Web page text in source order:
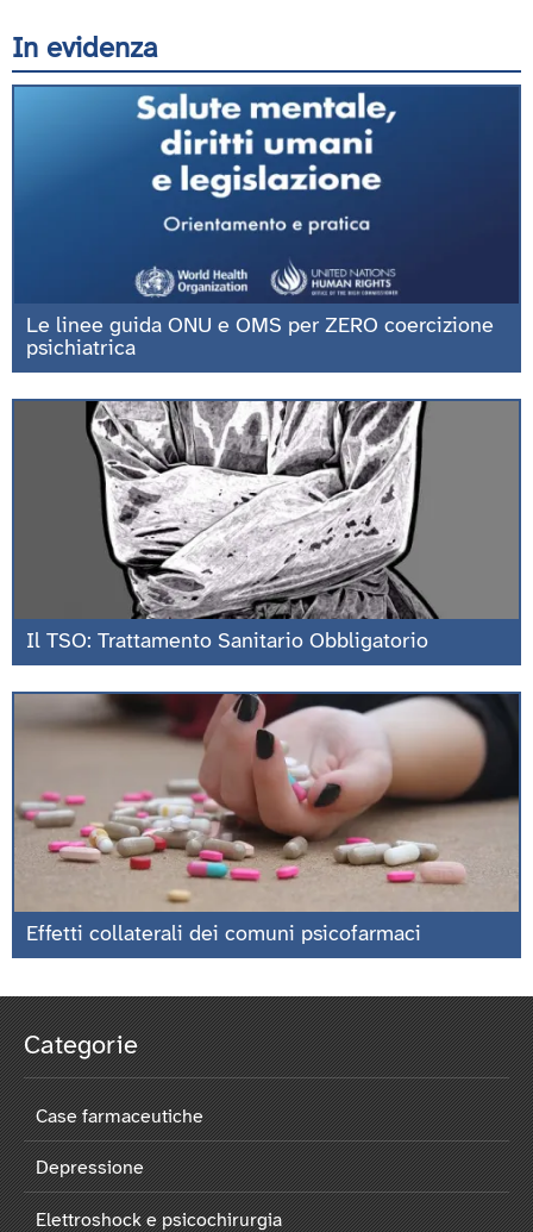
In evidenza
Le linee guida ONU e OMS per ZERO coercizione
psichiatrica
Il TSO: Trattamento Sanitario Obbligatorio
Effetti collaterali dei comuni psicofarmaci
Categorie
Case farmaceutiche
Depressione
Elettroshock e psicochirurgia